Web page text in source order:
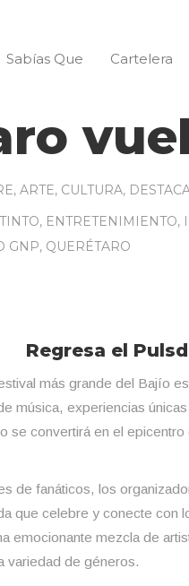
Sabías Que Cartelera
, ARTE, CULTURA,
, ENTRETENIMIENTO,
GNP, QUERÉTARO
Regresa el
más grande del Bajío
música, experiencias
se convertirá en el
de fanáticos, los
que celebre y conecte con
emocionante mezcla de
variedad de géneros.